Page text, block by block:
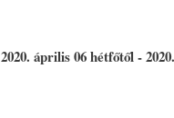
2020. április 06 hétfőtől -